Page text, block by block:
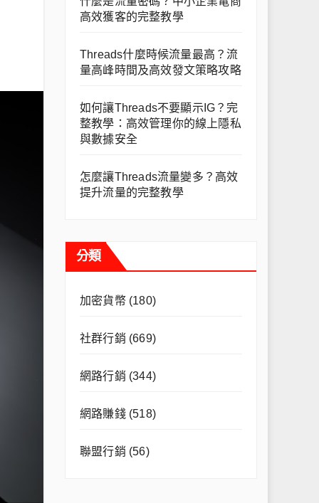
高效獲客的完整教學
Threads什麼時候流量最高？流
量高峰時間及高效發文策略攻略
如何讓Threads不要顯示IG？完
整教學：高效管理你的線上隱私
與數據安全
怎麼讓Threads流量變多？高效
提升流量的完整教學
分類
加密貨幣(180)
社群行銷 (669)
網路行銷 (344)
網路賺錢(518)
聯盟行銷 (56)